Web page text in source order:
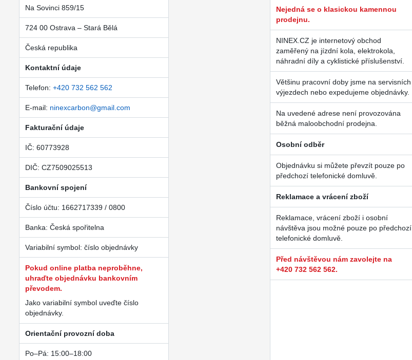
Na Sovinci 859/15
724 00 Ostrava – Stará Bělá
Česká republika
Kontaktní údaje
Telefon: +420 732 562 562
E-mail: ninexcarbon@gmail.com
Fakturační údaje
IČ: 60773928
DIČ: CZ7509025513
Bankovní spojení
Číslo účtu: 1662717339 / 0800
Banka: Česká spořitelna
Variabilní symbol: číslo objednávky
Pokud online platba neproběhne,
uhraďte objednávku bankovním
převodem.
Jako variabilní symbol uveďte číslo
objednávky.
Orientační provozní doba
Po–Pá: 15:00–18:00
Nejedná se o klasickou kamennou
prodejnu.
NINEX.CZ je internetový obchod
zaměřený na jízdní kola, elektrokola,
náhradní díly a cyklistické příslušenství.
Většinu pracovní doby jsme na servisních
výjezdech nebo expedujeme objednávky.
Na uvedené adrese není provozována
běžná maloobchodní prodejna.
Osobní odběr
Objednávku si můžete převzít pouze po
předchozí telefonické domluvě.
Reklamace a vrácení zboží
Reklamace, vrácení zboží i osobní
návštěva jsou možné pouze po předchozí
telefonické domluvě.
Před návštěvou nám zavolejte na
+420 732 562 562.